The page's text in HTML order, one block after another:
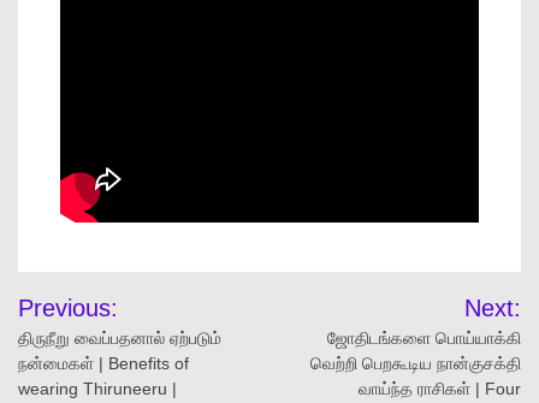
Previous:
திருநீறு வைப்பதனால் ஏற்படும்
நன்மைகள் | Benefits of
wearing Thiruneeru |
Next:
ஜோதிடங்களை பொய்யாக்கி
வெற்றி பெறகூடிய நான்குசக்தி
வாய்ந்த ராசிகள் | Four